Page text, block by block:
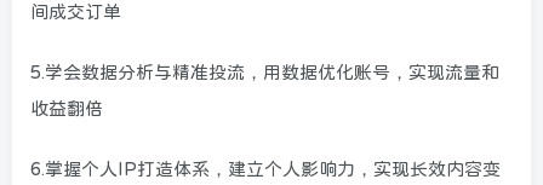
间成交订单
5.学会数据分析与精准投流，用数据优化账号，实现流量和
收益翻倍
6.掌握个人IP打造体系，建立个人影响力，实现长效内容变